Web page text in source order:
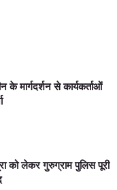
के मार्गदर्शन से कार्यकर्ताओं
को लेकर गुरुग्राम पुलिस पूरी